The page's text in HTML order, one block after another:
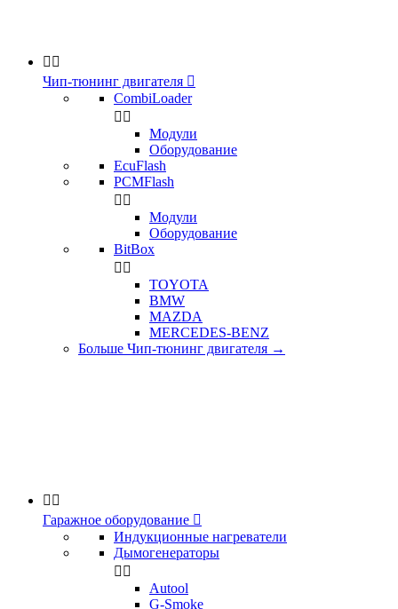
 
Чип-тюнинг двигателя 
CombiLoader
 
Модули
Оборудование
EcuFlash
PCMFlash
 
Модули
Оборудование
BitBox
 
TOYOTA
BMW
MAZDA
MERCEDES-BENZ
Больше Чип-тюнинг двигателя →
 
Гаражное оборудование 
Индукционные нагреватели
Дымогенераторы
 
Аutool
G-Smoke